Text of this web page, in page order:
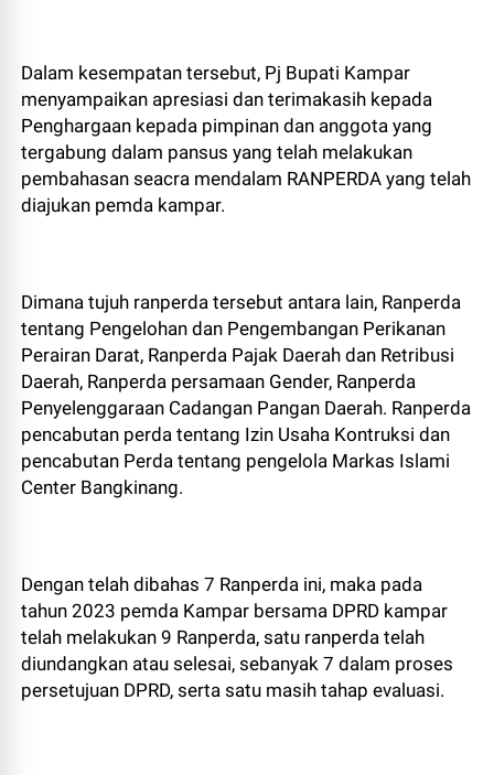
Dalam kesempatan tersebut, Pj Bupati Kampar
menyampaikan apresiasi dan terimakasih kepada
Penghargaan kepada pimpinan dan anggota yang
tergabung dalam pansus yang telah melakukan
pembahasan seacra mendalam RANPERDA yang telah
diajukan pemda kampar.
Dimana tujuh ranperda tersebut antara lain, Ranperda
tentang Pengelohan dan Pengembangan Perikanan
Perairan Darat, Ranperda Pajak Daerah dan Retribusi
Daerah, Ranperda persamaan Gender, Ranperda
Penyelenggaraan Cadangan Pangan Daerah. Ranperda
pencabutan perda tentang Izin Usaha Kontruksi dan
pencabutan Perda tentang pengelola Markas Islami
Center Bangkinang.
Dengan telah dibahas 7 Ranperda ini, maka pada
tahun 2023 pemda Kampar bersama DPRD kampar
telah melakukan 9 Ranperda, satu ranperda telah
diundangkan atau selesai, sebanyak 7 dalam proses
persetujuan DPRD, serta satu masih tahap evaluasi.